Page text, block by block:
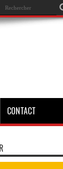
CONTACT